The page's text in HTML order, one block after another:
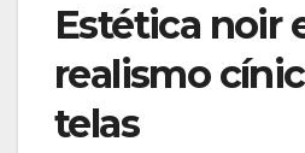
Estética noir
realismo
telas